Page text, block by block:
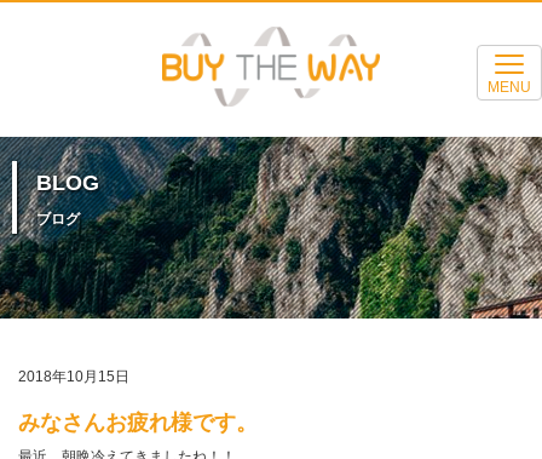
MENU
BLOG
ブログ
2018年10月15日
みなさんお疲れ様です。